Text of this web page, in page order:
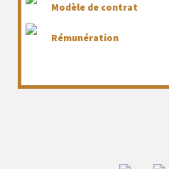
Modèle de contrat
Rémunération